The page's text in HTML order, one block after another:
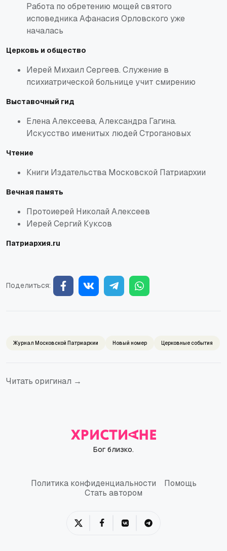
Работа по обретению мощей святого
исповедника Афанасия Орловского уже
началась
Церковь и общество
Иерей Михаил Сергеев. Служение в
психиатрической больнице учит смирению
Выставочный гид
Елена Алексеева, Александра Гагина.
Искусство именитых людей Строгановых
Чтение
Книги Издательства Московской Патриархии
Вечная память
Протоиерей Николай Алексеев
Иерей Сергий Куксов
Патриархия.ru
Поделиться:
Журнал Московской Патриархии Новый номер Церковные события
Читать оригинал →
Бог близко.
Политика конфиденциальности
Политика конфиденциальности
Помощь
Стать автором